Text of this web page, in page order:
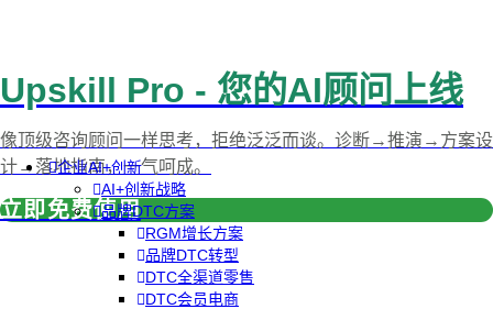
企业AI+创新
AI+创新战略
品牌DTC方案
RGM增长方案
品牌DTC转型
DTC全渠道零售
DTC会员电商
Upskill Pro - 您的AI顾问上线
像顶级咨询顾问一样思考，拒绝泛泛而谈。诊断→推演→方案设
计→落地指南，一气呵成。
立即免费使用